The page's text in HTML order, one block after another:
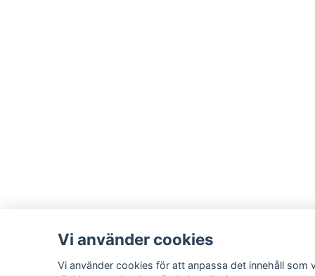
Vi använder cookies
Vi använder cookies för att anpassa det innehåll